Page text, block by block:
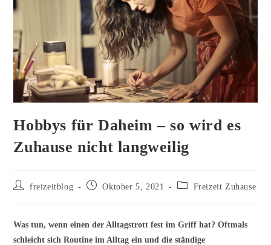
Hobbys für Daheim – so wird es
Zuhause nicht langweilig
Beitrags-
freizeitblog
BeitragOktober 5, 2021
Beitrags-Freizeit Zuhause
Was tun, wenn einen der Alltagstrott fest im Griff hat? Oftmals
schleicht sich Routine im Alltag ein und die ständige